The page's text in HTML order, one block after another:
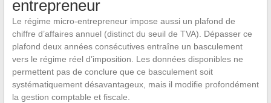
entrepreneur
Le régime micro-entrepreneur impose aussi un plafond de
chiffre d’affaires annuel (distinct du seuil de TVA). Dépasser ce
plafond deux années consécutives entraîne un basculement
vers le régime réel d’imposition. Les données disponibles ne
permettent pas de conclure que ce basculement soit
systématiquement désavantageux, mais il modifie profondément
la gestion comptable et fiscale.